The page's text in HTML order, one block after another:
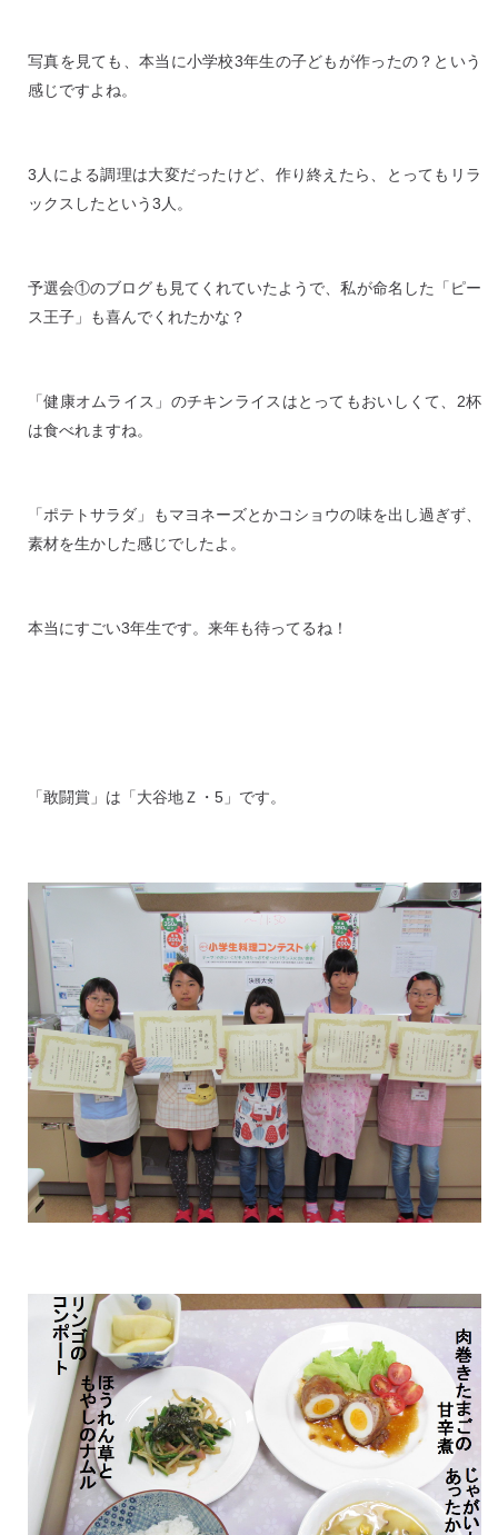
写真を見ても、本当に小学校3年生の子どもが作ったの？という
感じですよね。
3人による調理は大変だったけど、作り終えたら、とってもリラ
ックスしたという3人。
予選会①のブログも見てくれていたようで、私が命名した「ピー
ス王子」も喜んでくれたかな？
「健康オムライス」のチキンライスはとってもおいしくて、2杯
は食べれますね。
「ポテトサラダ」もマヨネーズとかコショウの味を出し過ぎず、
素材を生かした感じでしたよ。
本当にすごい3年生です。来年も待ってるね！
「敢闘賞」は「大谷地Ｚ・5」です。